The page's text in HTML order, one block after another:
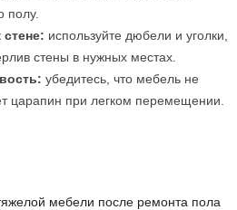
полу.
используйте дюбели и уголки,
стены в нужных местах.
убедитесь, что мебель не
царапин при легком перемещении.
мебели после ремонта пола